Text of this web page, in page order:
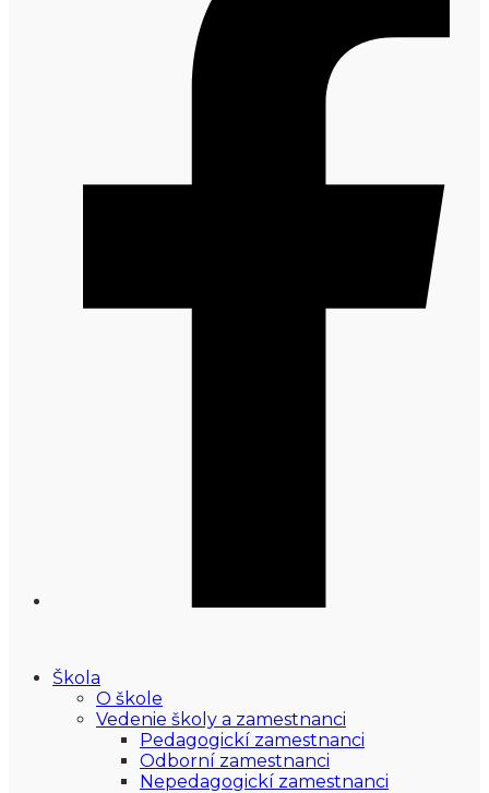
Škola
O škole
Vedenie školy a zamestnanci
Pedagogickí zamestnanci
Odborní zamestnanci
Nepedagogickí zamestnanci